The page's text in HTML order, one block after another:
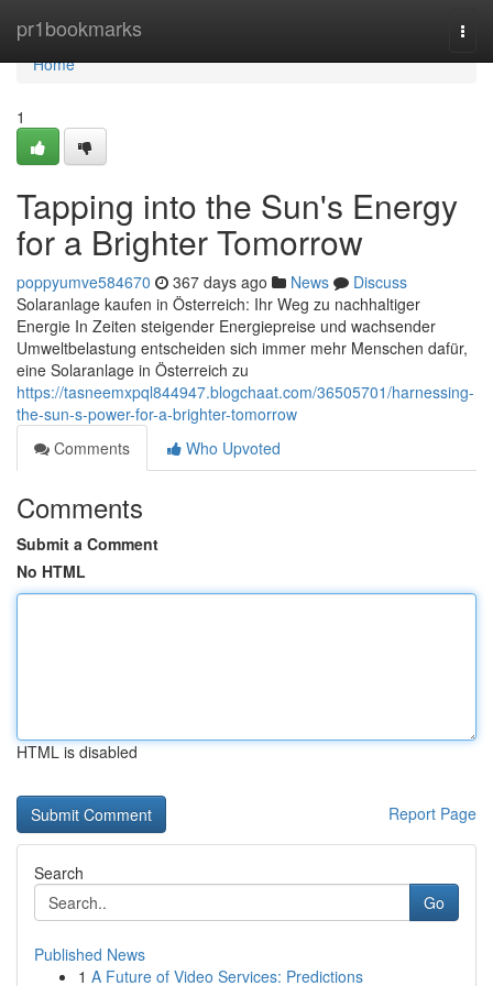
pr1bookmarks
Home
Home
1
Tapping into the Sun's Energy
for a Brighter Tomorrow
poppyumve584670 367 days ago News
Discuss
Solaranlage kaufen in Österreich: Ihr Weg zu nachhaltiger
Energie In Zeiten steigender Energiepreise und wachsender
Umweltbelastung entscheiden sich immer mehr Menschen dafür,
eine Solaranlage in Österreich zu
https://tasneemxpql844947.blogchaat.com/36505701/harnessing-
the-sun-s-power-for-a-brighter-tomorrow
Comments
Who Upvoted
Comments
Submit a Comment
No HTML
HTML is disabled
Report Page
Search
Go
Published News
1 A Future of Video Services: Predictions